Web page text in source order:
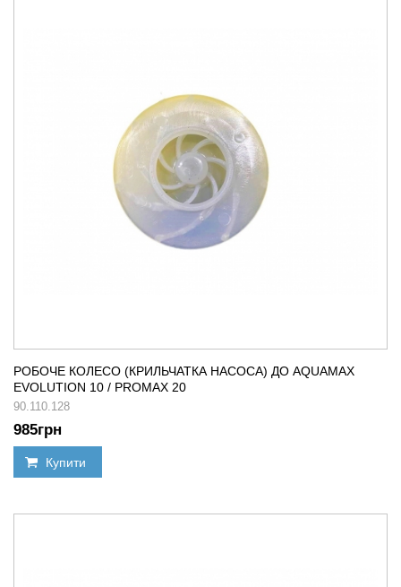
РОБОЧЕ КОЛЕСО (КРИЛЬЧАТКА НАСОСА) ДО AQUAMAX
EVOLUTION 10 / PROMAX 20
90.110.128
985грн
Купити